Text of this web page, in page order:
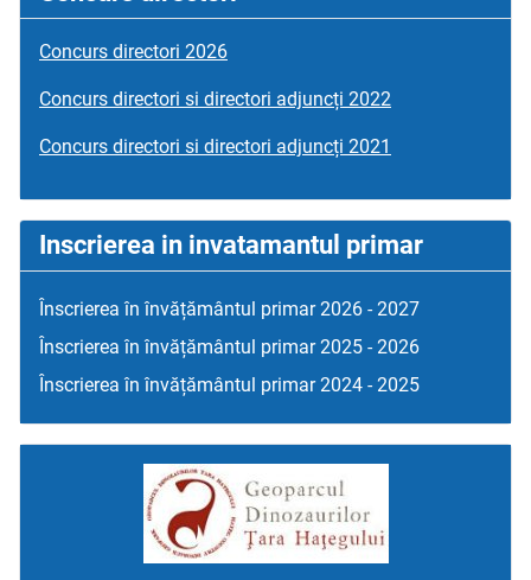
Concurs directori 2026
Concurs directori si directori adjuncți 2022
Concurs directori si directori adjuncți 2021
Inscrierea in invatamantul primar
Înscrierea în învățământul primar 2026 - 2027
Înscrierea în învățământul primar 2025 - 2026
Înscrierea în învățământul primar 2024 - 2025